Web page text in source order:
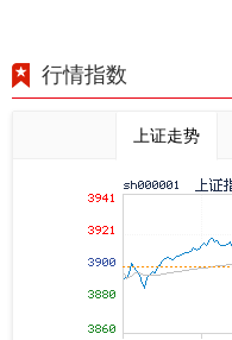
行情指数
上证走势